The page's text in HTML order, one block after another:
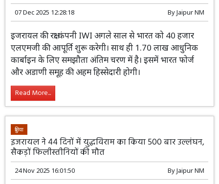
07 Dec 2025 12:28:18 ByJaipur NM
इजरायल की रक्षा कंपनी IWI अगले साल से भारत को 40 हजार
एलएमजी की आपूर्ति शुरू करेगी। साथ ही 1.70 लाख आधुनिक
कार्बाइन के लिए समझौता अंतिम चरण में है। इसमें भारत फोर्ज
और अडाणी समूह की अहम हिस्सेदारी होगी।
Read More...
दुनिया
इजरायल ने 44 दिनों में युद्धविराम का किया 500 बार उल्लंघन,
सैकड़ों फिलीस्तीनियों की मौत
24 Nov 2025 16:01:50 ByJaipur NM